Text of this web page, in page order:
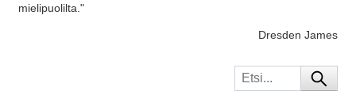
mielipuolilta."
Dresden James